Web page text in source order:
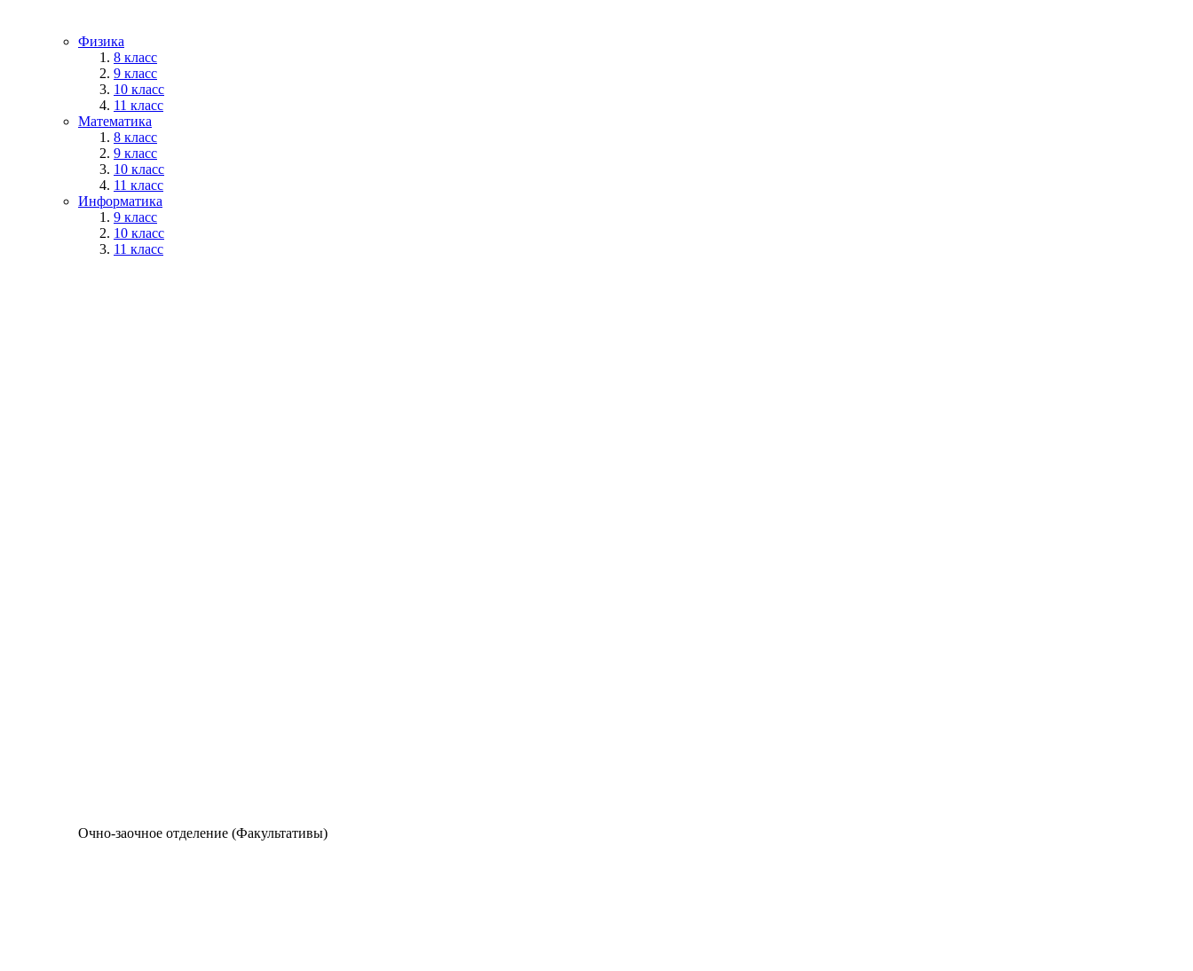
Физика
8 класс
9 класс
10 класс
11 класс
Математика
8 класс
9 класс
10 класс
11 класс
Информатика
9 класс
10 класс
11 класс
Очно-заочное отделение (Факультативы)